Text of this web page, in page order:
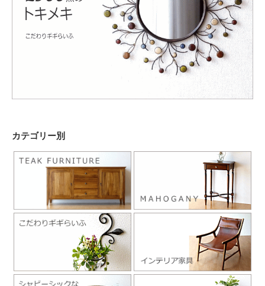
カテゴリー別